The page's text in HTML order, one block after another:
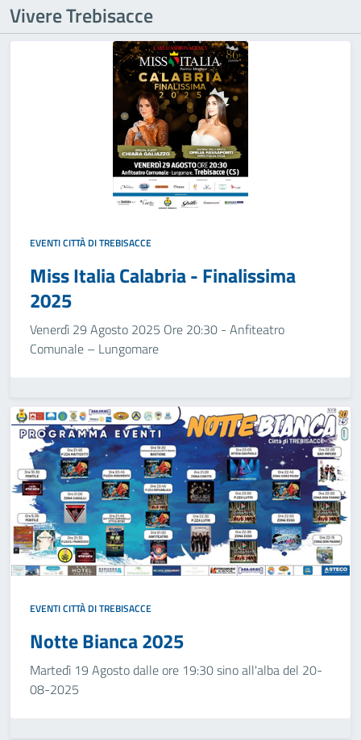
Vivere Trebisacce
EVENTI CITTÀ DI TREBISACCE
Miss Italia Calabria - Finalissima
2025
Venerdì 29 Agosto 2025 Ore 20:30 - Anfiteatro
Comunale – Lungomare
EVENTI CITTÀ DI TREBISACCE
Notte Bianca 2025
Martedì 19 Agosto dalle ore 19:30 sino all'alba del 20-
08-2025